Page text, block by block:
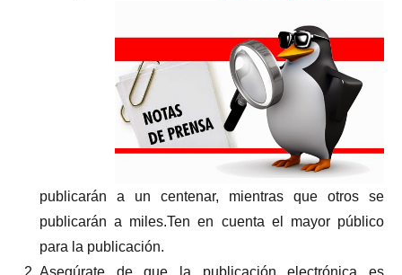
publicarán a un centenar, mientras que otros se
publicarán a miles.Ten en cuenta el mayor público
para la publicación.
Asegúrate de que la publicación electrónica es